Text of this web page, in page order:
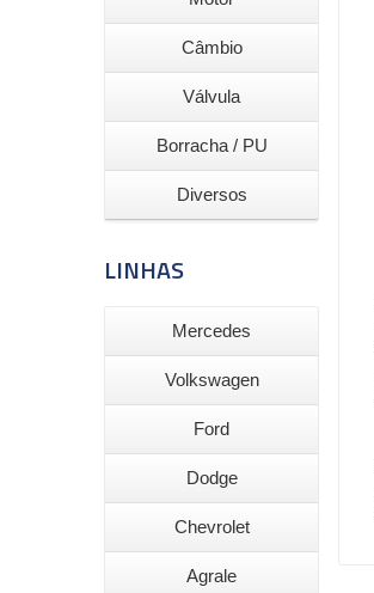
Câmbio
Válvula
Borracha / PU
Diversos
LINHAS
Mercedes
Volkswagen
Ford
Dodge
Chevrolet
Agrale